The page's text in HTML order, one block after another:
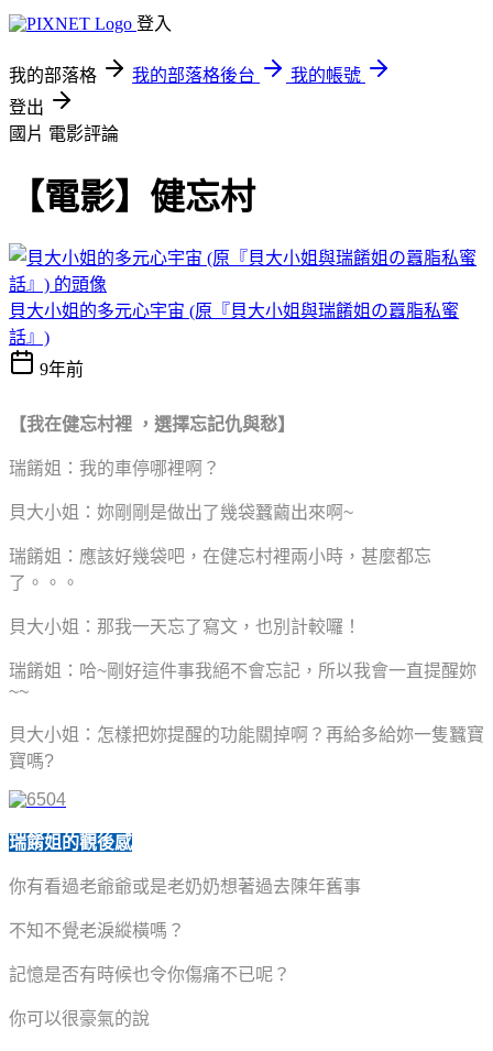
登入
我的部落格 我的部落格後台
我的帳號
登出
國片 電影評論
【電影】健忘村
貝大小姐的多元心宇宙 (原『貝大小姐與瑞餚姐の囂脂私蜜
話』)
9年前
【我在健忘村裡 ，選擇忘記仇與愁】
瑞餚姐：我的車停哪裡啊？
貝大小姐：妳剛剛是做出了幾袋蠶繭出來啊~
瑞餚姐：應該好幾袋吧，在健忘村裡兩小時，甚麼都忘
了。。。
貝大小姐：那我一天忘了寫文，也別計較囉！
瑞餚姐：哈~剛好這件事我絕不會忘記，所以我會一直提醒妳
~~
貝大小姐：怎樣把妳提醒的功能關掉啊？再給多給妳一隻蠶寶
寶嗎?
瑞餚姐的觀後感
你有看過老爺爺或是老奶奶想著過去陳年舊事
不知不覺老淚縱橫嗎？
記憶是否有時候也令你傷痛不已呢？
你可以很豪氣的說